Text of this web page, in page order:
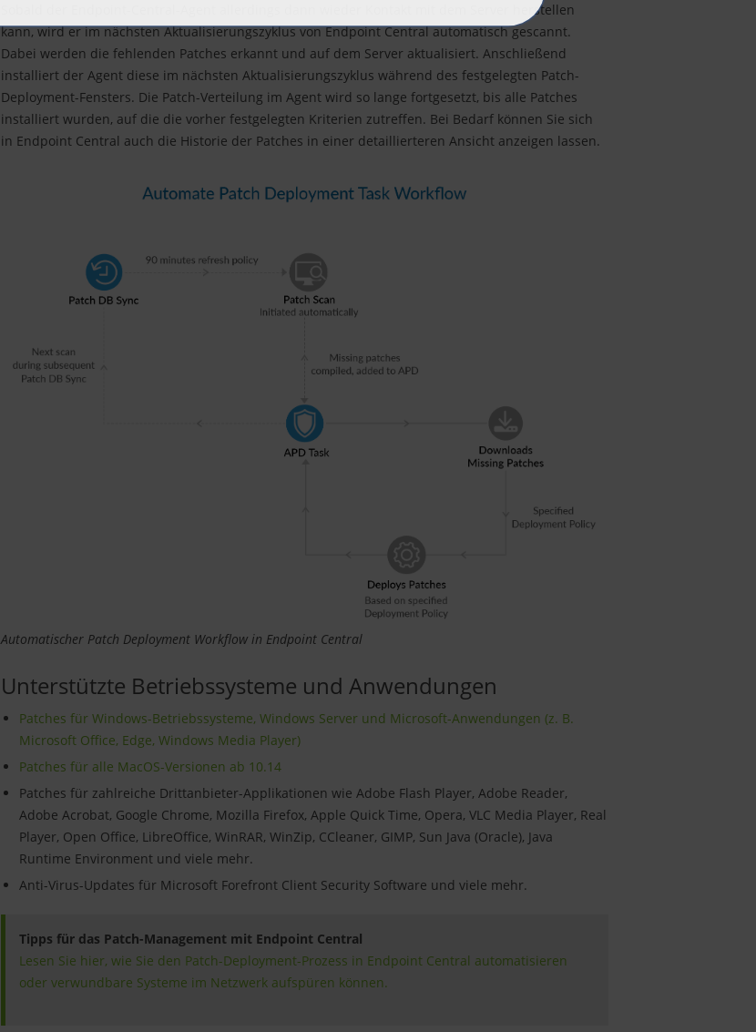
Sobald der Endpoint-Central-Agent allerdings dann wieder Kontakt mit dem Server herstellen
kann, wird er im nächsten Aktualisierungszyklus von Endpoint Central automatisch gescannt.
Dabei werden die fehlenden Patches erkannt und auf dem Server aktualisiert. Anschließend
installiert der Agent diese im nächsten Aktualisierungszyklus während des festgelegten Patch-
Deployment-Fensters. Die Patch-Verteilung im Agent wird so lange fortgesetzt, bis alle Patches
installiert wurden, auf die die vorher festgelegten Kriterien zutreffen. Bei Bedarf können Sie sich
in Endpoint Central auch die Historie der Patches in einer detaillierteren Ansicht anzeigen lassen.
Automatischer Patch Deployment Workflow in Endpoint Central
Unterstützte Betriebssysteme und Anwendungen
Patches für Windows-Betriebssysteme, Windows Server und Microsoft-Anwendungen (z. B.
Microsoft Office, Edge, Windows Media Player)
Patches für alle MacOS-Versionen ab 10.14
Patches für zahlreiche Drittanbieter-Applikationen wie Adobe Flash Player, Adobe Reader,
Adobe Acrobat, Google Chrome, Mozilla Firefox, Apple Quick Time, Opera, VLC Media Player, Real
Player, Open Office, LibreOffice, WinRAR, WinZip, CCleaner, GIMP, Sun Java (Oracle), Java
Runtime Environment und viele mehr.
Anti-Virus-Updates für Microsoft Forefront Client Security Software und viele mehr.
Tipps für das Patch-Management mit Endpoint Central
Lesen Sie hier, wie Sie den Patch-Deployment-Prozess in Endpoint Central automatisieren
oder verwundbare Systeme im Netzwerk aufspüren können.